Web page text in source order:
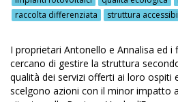
Arte da recupero
Arte e cultura del
Ascoli Piceno
raccolta differenziata
struttura
I proprietari Antonello e Annalisa ed i
cercano di gestire la struttura
qualità dei servizi offerti ai loro ospiti
scelgono azioni con il minor impatto